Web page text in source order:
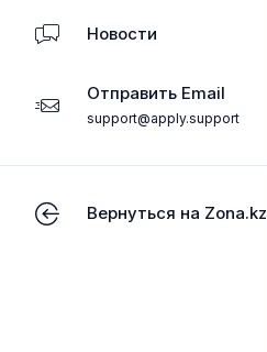
Новости
Отправить Email
support@apply.support
Вернуться на Zona.kz